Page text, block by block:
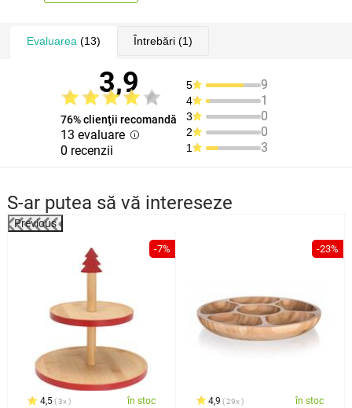
Evaluarea (13) Întrebări(1)
3,9
76% clienţii recomandă
13 evaluare
0 recenzii
5 9
4 1
3 0
2 0
1 3
S-ar putea să vă intereseze
Previous
-7%
4,5 3x în stoc
-23%
4,9 29x în stoc